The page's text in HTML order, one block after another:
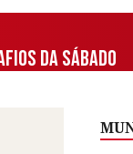
DA SÁBADO